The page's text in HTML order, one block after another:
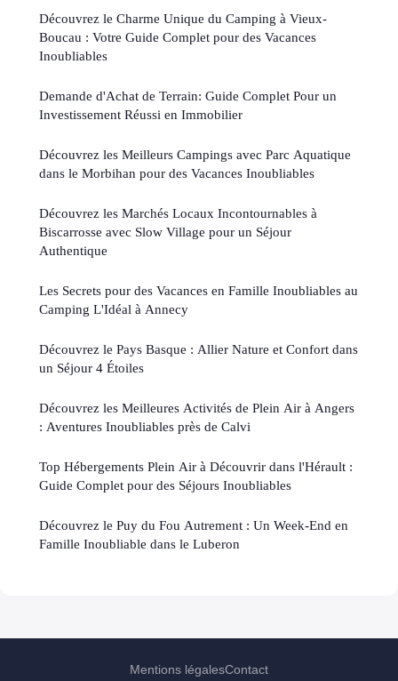
Découvrez le Charme Unique du Camping à Vieux-
Boucau : Votre Guide Complet pour des Vacances
Inoubliables
Demande d'Achat de Terrain: Guide Complet Pour un
Investissement Réussi en Immobilier
Découvrez les Meilleurs Campings avec Parc Aquatique
dans le Morbihan pour des Vacances Inoubliables
Découvrez les Marchés Locaux Incontournables à
Biscarrosse avec Slow Village pour un Séjour
Authentique
Les Secrets pour des Vacances en Famille Inoubliables au
Camping L'Idéal à Annecy
Découvrez le Pays Basque : Allier Nature et Confort dans
un Séjour 4 Étoiles
Découvrez les Meilleures Activités de Plein Air à Angers
: Aventures Inoubliables près de Calvi
Top Hébergements Plein Air à Découvrir dans l'Hérault :
Guide Complet pour des Séjours Inoubliables
Découvrez le Puy du Fou Autrement : Un Week-End en
Famille Inoubliable dans le Luberon
Mentions légalesContact